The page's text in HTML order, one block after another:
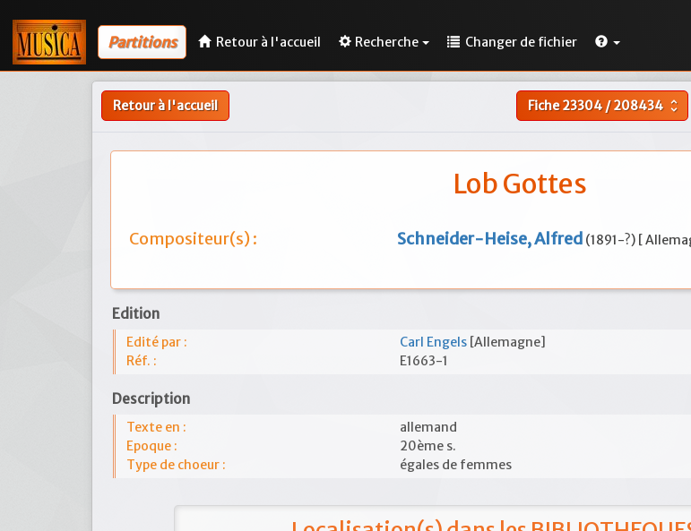
Partitions Retour à l'accueil Recherche Changer de fichier
Retour à l'accueil Fiche23304/208434 unfold_more
Lob Gottes
Compositeur(s) : Schneider-Heise, Alfred (1891-?) [
Edition
Edité par : Carl Engels [Allemagne]
Réf. :
E1663-1
Description
Texte en :
allemand
Epoque :
20ème s.
Type de choeur :
égales de femmes